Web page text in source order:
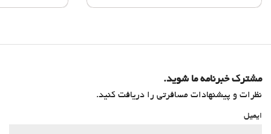
مشترک خبرنامه ما شوید.
نظرات و پیشنهادات مسافرتی را دریافت کنید.
ایمیل